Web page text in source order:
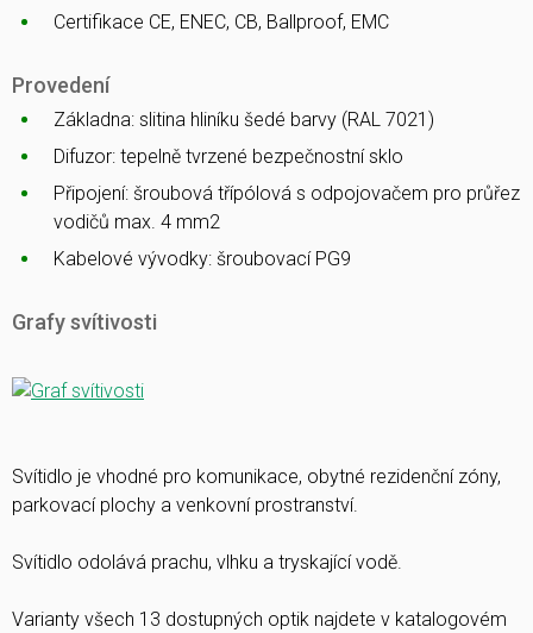
Certifikace CE, ENEC, CB, Ballproof, EMC
Provedení
Základna: slitina hliníku šedé barvy (RAL 7021)
Difuzor: tepelně tvrzené bezpečnostní sklo
Připojení: šroubová třípólová s odpojovačem pro průřez
vodičů max. 4 mm2
Kabelové vývodky: šroubovací PG9
Grafy svítivosti
Svítidlo je vhodné pro komunikace, obytné rezidenční zóny,
parkovací plochy a venkovní prostranství.
Svítidlo odolává prachu, vlhku a tryskající vodě.
Varianty všech 13 dostupných optik najdete v katalogovém